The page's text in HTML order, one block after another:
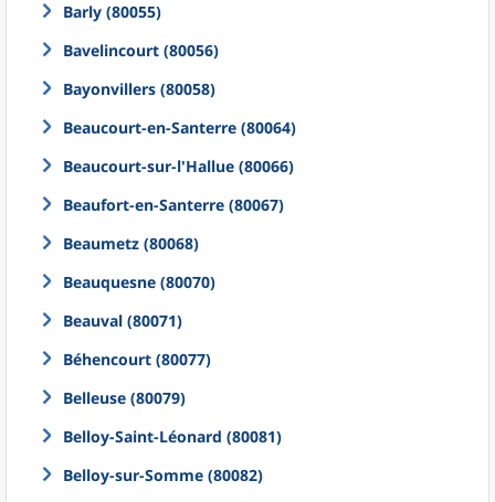
Barly (80055)
Bavelincourt (80056)
Bayonvillers (80058)
Beaucourt-en-Santerre (80064)
Beaucourt-sur-l'Hallue (80066)
Beaufort-en-Santerre (80067)
Beaumetz (80068)
Beauquesne (80070)
Beauval (80071)
Béhencourt (80077)
Belleuse (80079)
Belloy-Saint-Léonard (80081)
Belloy-sur-Somme (80082)